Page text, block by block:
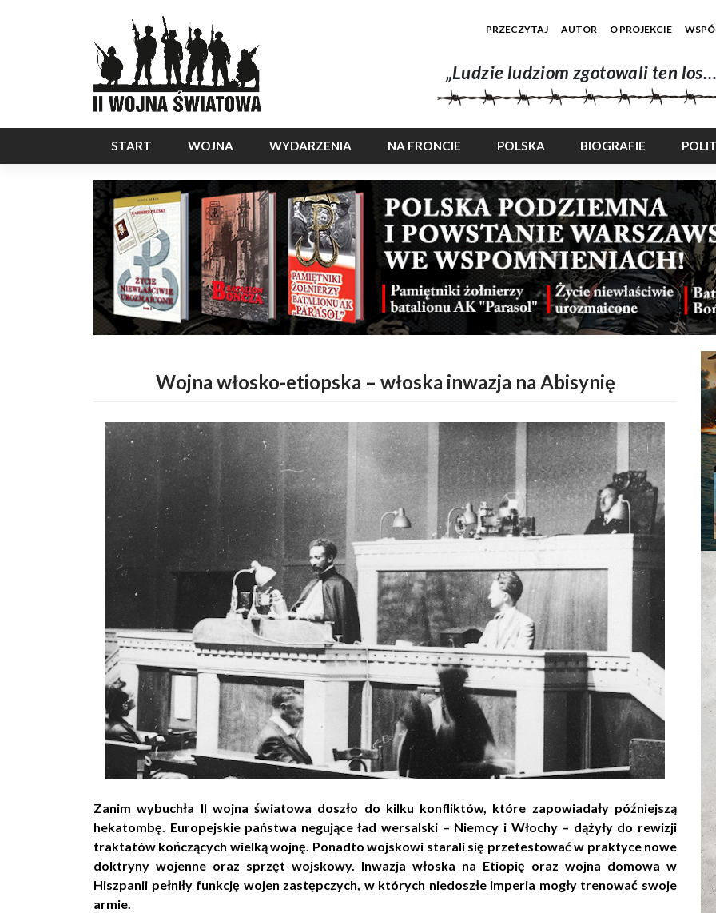
PRZECZYTAJ AUTOR O PROJEKCIE
„Ludzie ludziom zgotowali ten
START WOJNA WYDARZENIA NA FRONCIE POLSKA BIOGRAFIE
Wojna włosko-etiopska – włoska inwazja na Abisynię
Zanim wybuchła II wojna światowa doszło do kilku konfliktów, które zapowiadały późniejszą
hekatombę. Europejskie państwa negująceład wersalski – Niemcy i Włochy – dążyły do rewizji
traktatów kończących wielką wojnę. Ponadto wojskowi starali się przetestować w praktyce nowe
doktryny wojenne oraz sprzęt wojskowy. Inwazja włoska na Etiopię oraz wojna domowa w
Hiszpanii pełniły funkcję wojen zastępczych, w których niedoszłe imperia mogły trenować swoje
armie.